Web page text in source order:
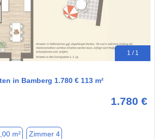
1 / 1
in Bamberg 1.780 € 113 m²
1.780 €
m² Zimmer 4